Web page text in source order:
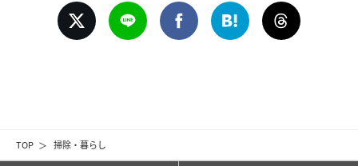
TOP 掃除・暮らし